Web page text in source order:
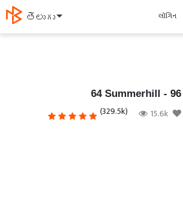
తెలుగు લૉગિન
64 Summerhill - 96
(329.5k) 15.6k